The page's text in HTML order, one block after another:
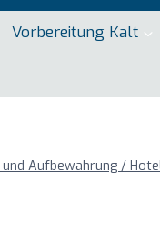
Vorbereitung Kalt
Aufbewahrung /